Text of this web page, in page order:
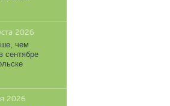
2026
чем
сентябре
2026